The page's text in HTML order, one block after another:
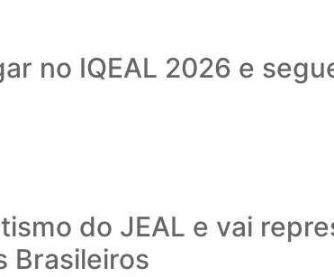
no IQEAL 2026 e
do JEAL e vai
Brasileiros